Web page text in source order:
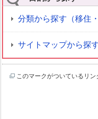
分類から探す（移住
サイトマップから探
このマークがついているリ